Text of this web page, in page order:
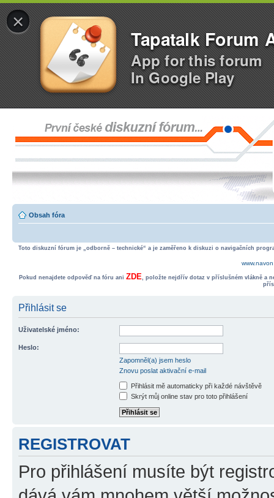
×
Tapatalk Forum
App for this forum
In Google Play
Obsah fóra
Toto diskuzní fórum je „odborně – technické“ a je zaměřeno k diskuzi o navigačních
Pokud nenajdete odpověď na fóru ani ZDE, položte nejdřív dotaz v příslušném vlákně a
Přihlásit se
Uživatelské jméno:
Heslo:
Zapomněl(a) jsem heslo
Znovu poslat aktivační e-mail
Přihlásit mě automaticky při každé návštěvě
Skrýt můj online stav pro toto přihlášení
REGISTROVAT
Pro přihlášení musíte být